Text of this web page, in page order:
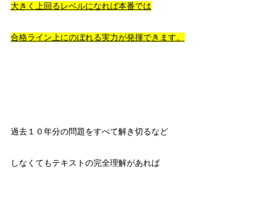
大きく上回るレベルになれば本番では
合格ライン上にのぼれる実力が発揮できます。
過去１０年分の問題をすべて解き切るなど
しなくてもテキストの完全理解があれば